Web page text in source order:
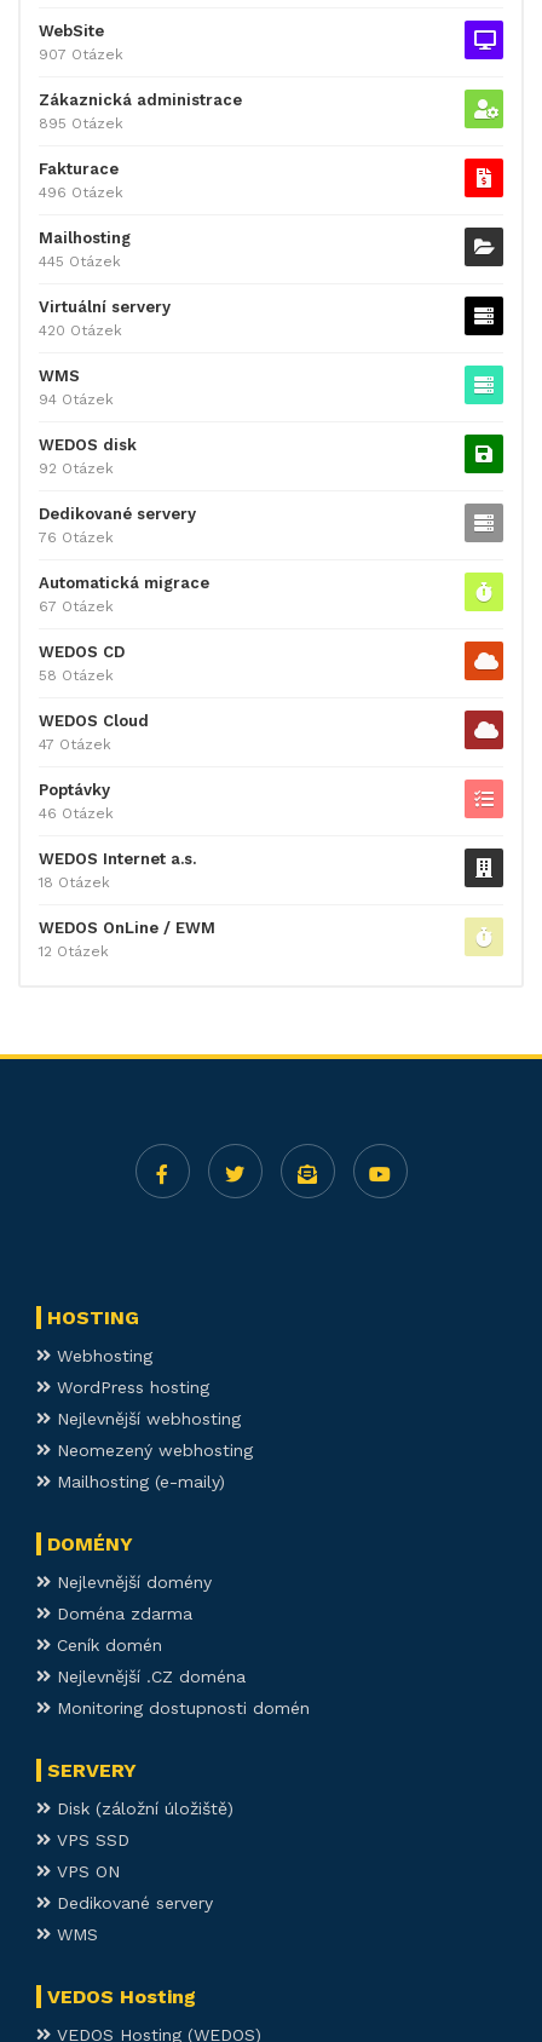
WebSite
907 Otázek
Zákaznická administrace
895 Otázek
Fakturace
496 Otázek
Mailhosting
445 Otázek
Virtuální servery
420 Otázek
WMS
94 Otázek
WEDOS disk
92 Otázek
Dedikované servery
76 Otázek
Automatická migrace
67 Otázek
WEDOS CD
58 Otázek
WEDOS Cloud
47 Otázek
Poptávky
46 Otázek
WEDOS Internet a.s.
18 Otázek
WEDOS OnLine / EWM
12 Otázek
HOSTING
Webhosting
WordPress hosting
Nejlevnější webhosting
Neomezený webhosting
Mailhosting (e-maily)
DOMÉNY
Nejlevnější domény
Doména zdarma
Ceník domén
Nejlevnější .CZ doména
Monitoring dostupnosti domén
SERVERY
Disk (záložní úložiště)
VPS SSD
VPS ON
Dedikované servery
WMS
VEDOS Hosting
VEDOS Hosting (WEDOS)